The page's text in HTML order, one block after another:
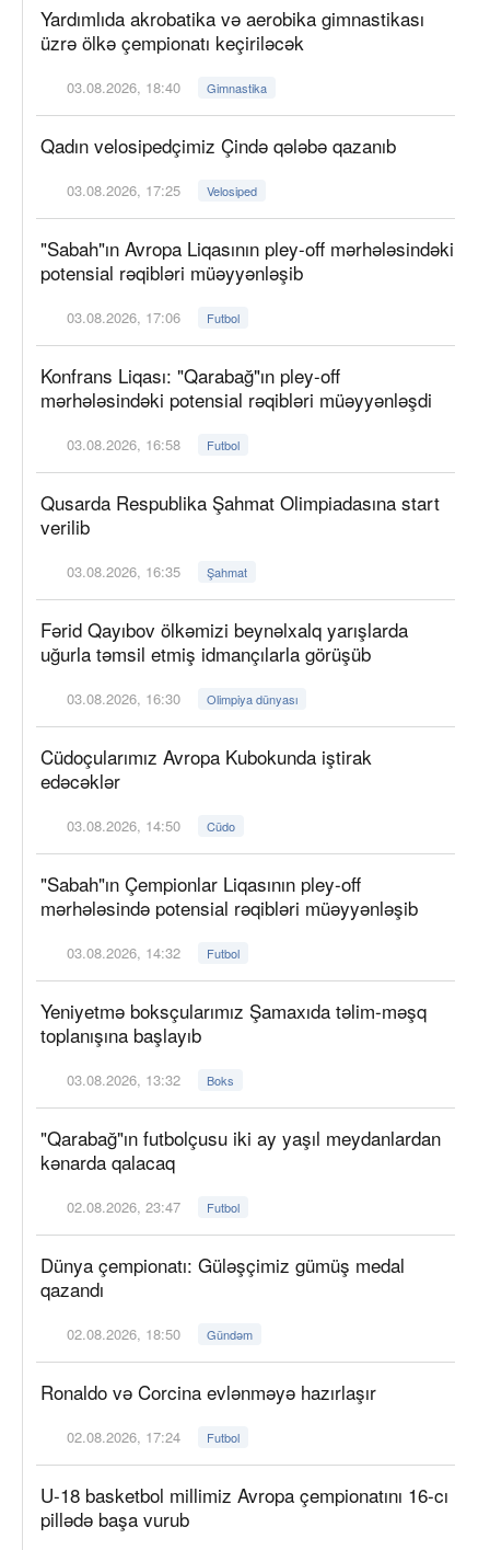
Yardımlıda akrobatika və aerobika gimnastikası
üzrə ölkə çempionatı keçiriləcək
03.08.2026, 18:40 Gimnastika
Qadın velosipedçimiz Çində qələbə qazanıb
03.08.2026, 17:25 Velosiped
"Sabah"ın Avropa Liqasının pley-off mərhələsindəki
potensial rəqibləri müəyyənləşib
03.08.2026, 17:06 Futbol
Konfrans Liqası: "Qarabağ"ın pley-off
mərhələsindəki potensial rəqibləri müəyyənləşdi
03.08.2026, 16:58 Futbol
Qusarda Respublika Şahmat Olimpiadasına start
verilib
03.08.2026, 16:35 Şahmat
Fərid Qayıbov ölkəmizi beynəlxalq yarışlarda
uğurla təmsil etmiş idmançılarla görüşüb
03.08.2026, 16:30 Olimpiya dünyası
Cüdoçularımız Avropa Kubokunda iştirak
edəcəklər
03.08.2026, 14:50 Cüdo
"Sabah"ın Çempionlar Liqasının pley-off
mərhələsində potensial rəqibləri müəyyənləşib
03.08.2026, 14:32 Futbol
Yeniyetmə boksçularımız Şamaxıda təlim-məşq
toplanışına başlayıb
03.08.2026, 13:32 Boks
"Qarabağ"ın futbolçusu iki ay yaşıl meydanlardan
kənarda qalacaq
02.08.2026, 23:47 Futbol
Dünya çempionatı: Güləşçimiz gümüş medal
qazandı
02.08.2026, 18:50 Gündəm
Ronaldo və Corcina evlənməyə hazırlaşır
02.08.2026, 17:24 Futbol
U-18 basketbol millimiz Avropa çempionatını 16-cı
pillədə başa vurub